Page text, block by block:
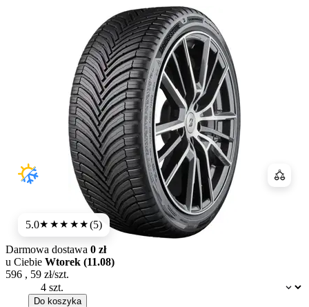
5.0★★★★★(5)
Dostępność:
Darmowa dostawa 0 zł
u Ciebie Wtorek (11.08)
596 , 59 zł/szt.
Do koszyka